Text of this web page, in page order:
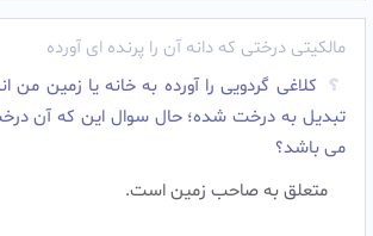
مالکیتی درختی که دانه آن را پرنده ای آورده
کلاغی گردویی را آورده به خانه یا زمین من
تبدیل به درخت شده؛ حال سوال این که آن
می باشد؟
متعلق به صاحب زمین است.